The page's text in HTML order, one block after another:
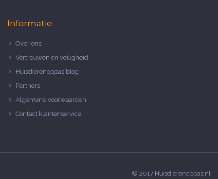
Informatie
Over ons
Vertrouwen en veiligheid
Huisdierenoppas blog
Partners
Algemene voorwaarden
Contact klantenservice
© 2017 Huisdierenoppas.nl